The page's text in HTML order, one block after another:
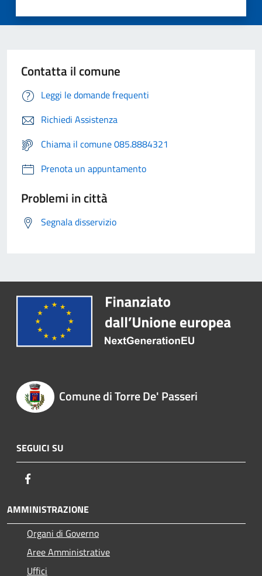
Contatta il comune
Leggi le domande frequenti
Richiedi Assistenza
Chiama il comune 085.8884321
Prenota un appuntamento
Problemi in città
Segnala disservizio
Comune di Torre De' Passeri
SEGUICI SU
AMMINISTRAZIONE
Organi di Governo
Aree Amministrative
Uffici